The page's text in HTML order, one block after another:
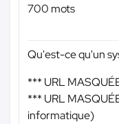
700 mots
Qu'est-ce qu'un
*** URL
*** URL
informatique)